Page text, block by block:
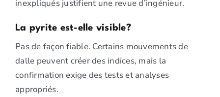
inexpliqués justifient une revue d’ingénieur.
La pyrite est-elle visible?
Pas de façon fiable. Certains mouvements de
dalle peuvent créer des indices, mais la
confirmation exige des tests et analyses
appropriés.